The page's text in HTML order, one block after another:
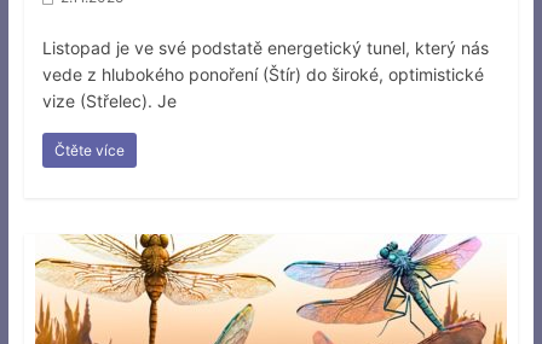
Listopad je ve své podstatě energetický tunel, který nás
vede z hlubokého ponoření (Štír) do široké, optimistické
vize (Střelec). Je
Čtěte více